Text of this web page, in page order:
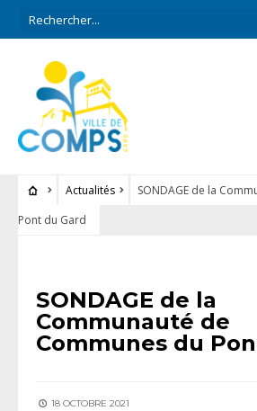
Actualités
SONDAGE de la
Pont du Gard
SONDAGE de la
Communauté de
Communes du
18 OCTOBRE 2021